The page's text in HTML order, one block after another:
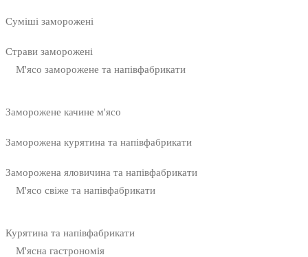
Суміші заморожені
Страви заморожені
М'ясо заморожене та напівфабрикати
Заморожене качине м'ясо
Заморожена курятина та напівфабрикати
Заморожена яловичина та напівфабрикати
М'ясо свіже та напівфабрикати
Курятина та напівфабрикати
М'ясна гастрономія